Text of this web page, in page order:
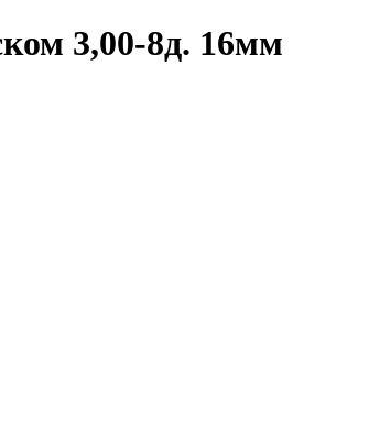
3,00-8д. 16мм